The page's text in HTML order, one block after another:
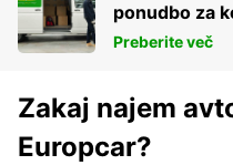
ponudbo za
Preberite več
Zakaj najem
Europcar?